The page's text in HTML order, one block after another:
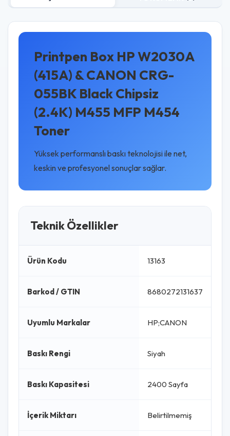
Printpen Box HP W2030A
(415A) & CANON CRG-
055BK Black Chipsiz
(2.4K) M455 MFP M454
Toner
Yüksek performanslı baskı teknolojisi ile net,
keskin ve profesyonel sonuçlar sağlar.
Teknik Özellikler
Ürün Kodu 13163
Barkod / GTIN 8680272131637
Uyumlu Markalar HP;CANON
Baskı Rengi Siyah
Baskı Kapasitesi 2400 Sayfa
İçerik Miktarı Belirtilmemiş